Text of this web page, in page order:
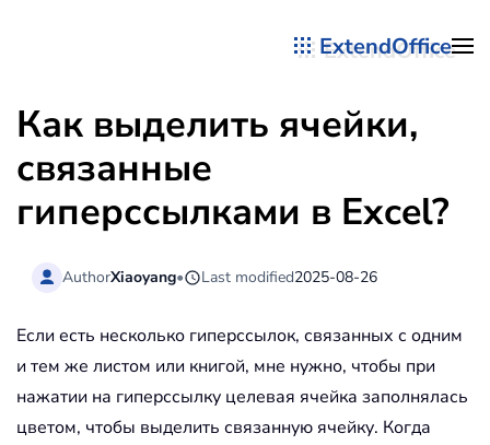
ExtendOffice
Как выделить ячейки,
связанные
гиперссылками в Excel?
AuthorXiaoyang• Last modified2025-08-26
Если есть несколько гиперссылок, связанных с одним
и тем же листом или книгой, мне нужно, чтобы при
нажатии на гиперссылку целевая ячейка заполнялась
цветом, чтобы выделить связанную ячейку. Когда